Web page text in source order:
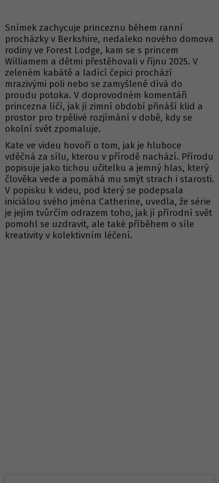
Snímek zachycuje princeznu během ranní
procházky v Berkshire, nedaleko nového domova
rodiny ve Forest Lodge, kam se s princem
Williamem a dětmi přestěhovali v říjnu 2025. V
zeleném kabátě a ladící čepici prochází
mrazivými poli nebo se zamyšleně dívá do
proudu potoka. V doprovodném komentáři
princezna líčí, jak jí zimní období přináší klid a
prostor pro trpělivé rozjímání v době, kdy se
okolní svět zpomaluje.
Kate ve videu hovoří o tom, jak je hluboce
vděčná za sílu, kterou v přírodě nachází. Přírodu
popisuje jako tichou učitelku a jemný hlas, který
člověka vede a pomáhá mu smýt strach i starosti.
V popisku k videu, pod který se podepsala
iniciálou svého jména Catherine, uvedla, že série
je jejím tvůrčím odrazem toho, jak jí přírodní svět
pomohl se uzdravit, ale také příběhem o síle
kreativity v kolektivním léčení.